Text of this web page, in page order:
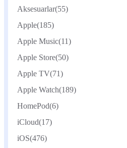
Aksesuarlar(55)
Apple(185)
Apple Music(11)
Apple Store(50)
Apple TV(71)
Apple Watch(189)
HomePod(6)
iCloud(17)
iOS(476)